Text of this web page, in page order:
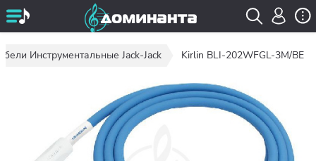
Инструментальные Jack-Jack Kirlin BLI-202WFGL-3M/BE